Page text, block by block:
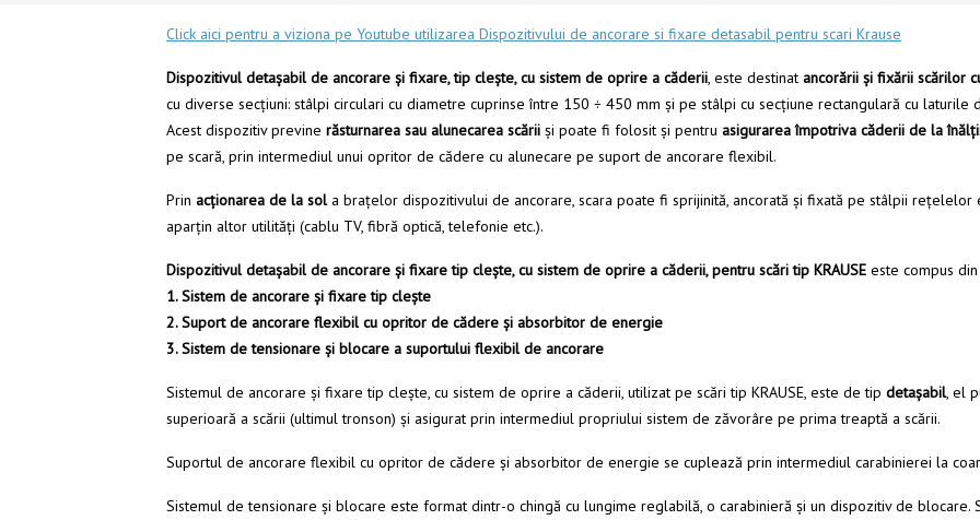
Click aici pentru a viziona pe Youtube utilizarea Dispozitivului de ancorare si fixare detasabil pentru scari Krause
Dispozitivul detașabil de ancorare şi fixare, tip cleşte, cu sistem de oprire a căderii , este destinat ancorării şi fixării scărilor
cu diverse secţiuni: stâlpi circulari cu diametre cuprinse între 150 ÷ 450 mm şi pe stâlpi cu secţiune rectangulară cu laturile
Acest dispozitiv previne răsturnarea sau alunecarea scării şi poate fi folosit și pentru asigurarea împotriva căderii de la
pe scară, prin intermediul unui opritor de cădere cu alunecare pe suport de ancorare flexibil.
Prin acţionarea de la sol a braţelor dispozitivului de ancorare, scara poate fi sprijinită, ancorată și fixată pe stâlpii
aparţin altor utilităţi (cablu TV, fibră optică, telefonie etc.).
Dispozitivul detașabil de ancorare şi fixare tip cleşte, cu sistem de oprire a căderii, pentru scări tip KRAUSE este compus
1. Sistem de ancorare și fixare tip clește
2. Suport de ancorare flexibil cu opritor de cădere şi absorbitor de energie
3. Sistem de tensionare şi blocare a suportului flexibil de ancorare
Sistemul de ancorare şi fixare tip cleşte, cu sistem de oprire a căderii, utilizat pe scări tip KRAUSE, este de tip detaşabil , el
superioară a scării (ultimul tronson) și asigurat prin intermediul propriului sistem de zăvorâre pe prima treaptă a scării.
Suportul de ancorare flexibil cu opritor de cădere şi absorbitor de energie se cuplează prin intermediul carabinierei la
Sistemul de tensionare şi blocare este format dintr-o chingă cu lungime reglabilă, o carabinieră şi un dispozitiv de